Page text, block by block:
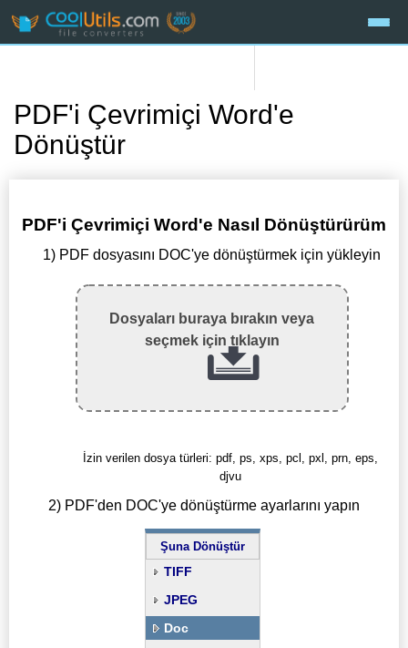
PDF'i Çevrimiçi Word'e
Dönüştür
PDF'i Çevrimiçi Word'e Nasıl Dönüştürürüm
1) PDF dosyasını DOC'ye dönüştürmek için yükleyin
Dosyaları buraya bırakın veya
seçmek için tıklayın
İzin verilen dosya türleri: pdf, ps, xps, pcl, pxl, prn, eps,
djvu
2) PDF'den DOC'ye dönüştürme ayarlarını yapın
Şuna Dönüştür
TIFF
JPEG
Doc